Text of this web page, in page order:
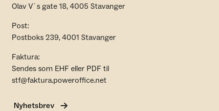
Olav V`s gate 18, 4005 Stavanger
Post:
Postboks 239, 4001 Stavanger
Faktura:
Sendes som EHF eller PDF til
stf@faktura.poweroffice.net
Nyhetsbrev